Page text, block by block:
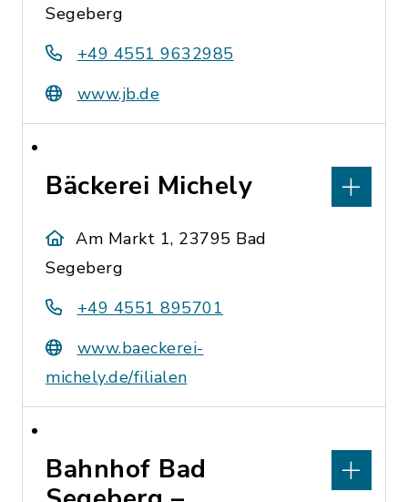
Segeberg
+49 4551 9632985
www.jb.de
Bäckerei Michely
Am Markt 1, 23795 Bad
Segeberg
+49 4551 895701
www.baeckerei-
michely.de/filialen
Bahnhof Bad